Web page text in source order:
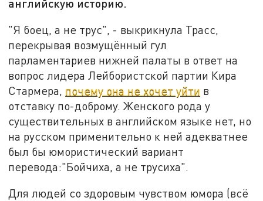
английскую историю.
"Я боец, а не трус", - выкрикнула Трасс,
перекрывая возмущённый гул
парламентариев нижней палаты в ответ на
вопрос лидера Лейбористской партии Кира
Стармера, почему она не хочет уйти в
отставку по-доброму. Женского рода у
существительных в английском языке нет, но
на русском применительно к ней адекватнее
был бы юмористический вариант
перевода:"Бойчиха, а не трусиха".
Для людей со здоровым чувством юмора (всё